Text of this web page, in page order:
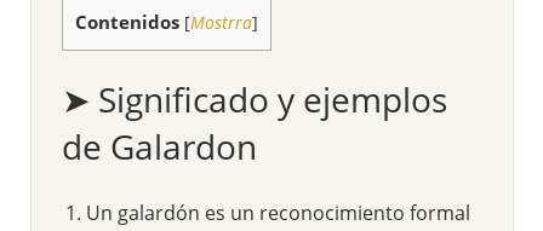
Contenidos [Mostrra]
➤ Significado y ejemplos
de Galardon
Un galardón es un reconocimiento formal